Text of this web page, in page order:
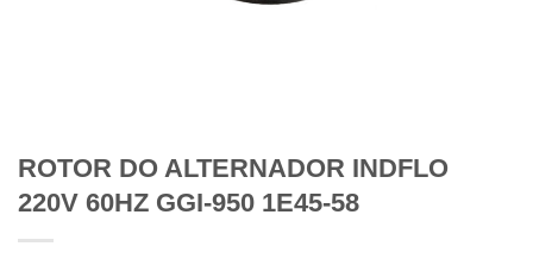
ROTOR DO ALTERNADOR INDFLO
220V 60HZ GGI-950 1E45-58